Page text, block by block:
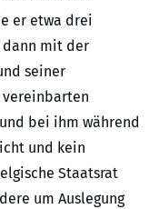
er etwa drei
dann mit der
seiner
bei ihm während
und kein
Staatsrat
um Auslegung